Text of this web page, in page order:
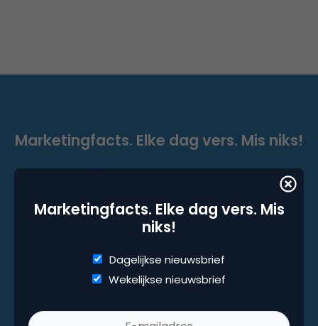
Marketingfacts. Elke dag vers. Mis
niks!
Dagelijkse nieuwsbrief
Wekelijkse nieuwsbrief
Marketingfacts. Elke dag vers. Mis niks!
Dagelijkse nieuwsbrief